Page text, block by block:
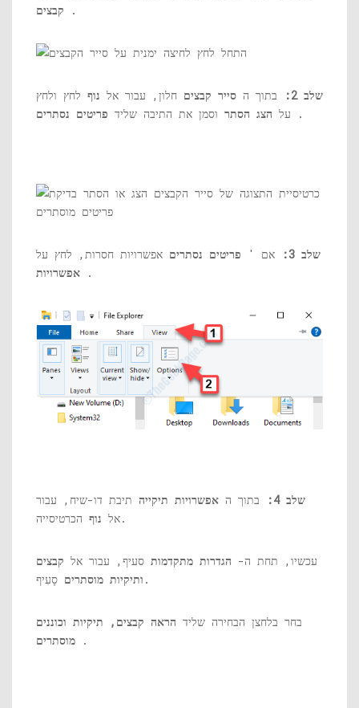
קבצים .
שלב 2: בתוך ה סייר קבצים חלון, עבור אל נוף לחץ ולחץ
על הצג הסתר וסמן את התיבה שליד פריטים נסתרים .
שלב 3: אם ' פריטים נסתרים אפשרויות חסרות, לחץ על
אפשרויות .
שלב 4: בתוך ה אפשרויות תיקייה תיבת דו-שיח, עבור
אל נוף הכרטיסייה.
עכשיו, תחת ה- הגדרות מתקדמות סעיף, עבור אל קבצים
ותיקיות מוסתרים סָעִיף.
בחר בלחצן הבחירה שליד הראה קבצים, תיקיות וכוננים
מוסתרים .